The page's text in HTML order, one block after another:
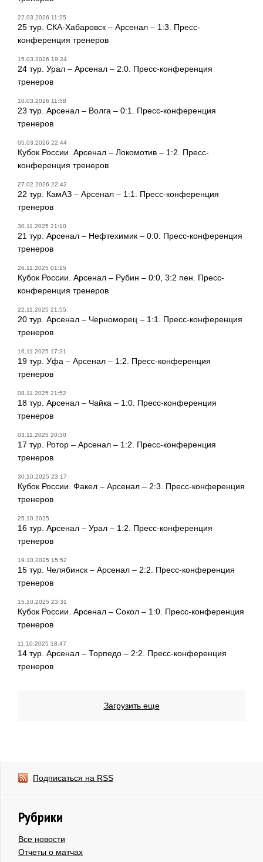
22.03.2026 11:25
25 тур. СКА-Хабаровск – Арсенал – 1:3. Пресс-
конференция тренеров
15.03.2026 19:24
24 тур. Урал – Арсенал – 2:0. Пресс-конференция
тренеров
10.03.2026 11:58
23 тур. Арсенал – Волга – 0:1. Пресс-конференция
тренеров
05.03.2026 22:44
Кубок России. Арсенал – Локомотив – 1:2. Пресс-
конференция тренеров
27.02.2026 22:42
22 тур. КамАЗ – Арсенал – 1:1. Пресс-конференция
тренеров
30.11.2025 21:10
21 тур. Арсенал – Нефтехимик – 0:0. Пресс-конференция
тренеров
26.11.2025 01:15
Кубок России. Арсенал – Рубин – 0:0, 3:2 пен. Пресс-
конференция тренеров
22.11.2025 21:55
20 тур. Арсенал – Черноморец – 1:1. Пресс-конференция
тренеров
16.11.2025 17:31
19 тур. Уфа – Арсенал – 1:2. Пресс-конференция
тренеров
08.11.2025 21:52
18 тур. Арсенал – Чайка – 1:0. Пресс-конференция
тренеров
03.11.2025 20:30
17 тур. Ротор – Арсенал – 1:2. Пресс-конференция
тренеров
30.10.2025 23:17
Кубок России. Факел – Арсенал – 2:3. Пресс-конференция
тренеров
25.10.2025
16 тур. Арсенал – Урал – 1:2. Пресс-конференция
тренеров
19.10.2025 15:52
15 тур. Челябинск – Арсенал – 2:2. Пресс-конференция
тренеров
15.10.2025 23:31
Кубок России. Арсенал – Сокол – 1:0. Пресс-конференция
тренеров
11.10.2025 18:47
14 тур. Арсенал – Торпедо – 2:2. Пресс-конференция
тренеров
Загрузить еще
Подписаться на RSS
Рубрики
Все новости
Отчеты о матчах